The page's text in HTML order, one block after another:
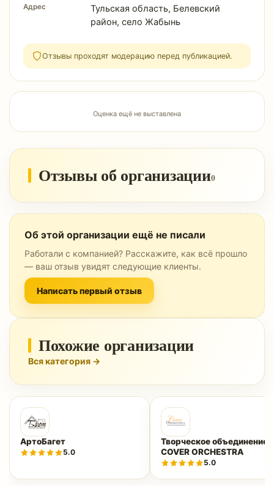
Адрес
Тульская область, Белевский
район, село Жабынь
Отзывы проходят модерацию перед публикацией.
Оценка ещё не выставлена
Отзывы об организации0
Об этой организации ещё не писали
Работали с компанией? Расскажите, как всё прошло
— ваш отзыв увидят следующие клиенты.
Написать первый отзыв
Похожие организации
Вся категория →
АртоБагет
5.0
Творческое объединение
COVER ORCHESTRA
5.0